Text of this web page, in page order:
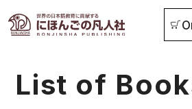
書籍一覧 本をさ
List of